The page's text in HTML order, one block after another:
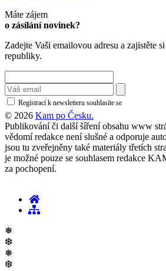
Máte zájem
o zásílání novinek?
Zadejte Vaši emailovou adresu a zajistěte
republiky.
Registrací k newsletteru souhlasíte se
© 2026 Kam po Česku.
Publikování či další šíření obsahu www
vědomí redakce není slušné a odporuje
jsou tu zveřejněny také materiály třetích
je možné pouze se souhlasem redakce
za pochopení.
❅
❆
❅
❆